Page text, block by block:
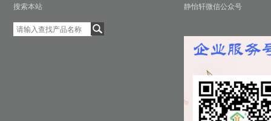
搜索本站 静怡轩微信公众号